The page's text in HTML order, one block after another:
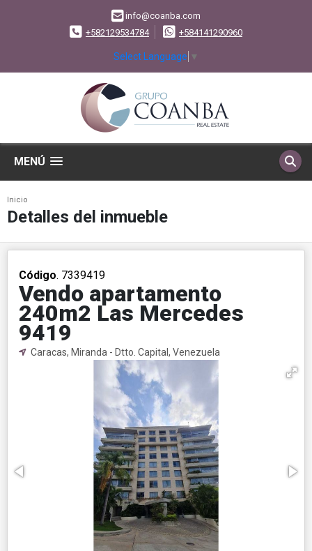
info@coanba.com
+582129534784
+584141290960
Select Language ▼
MENÚ
Inicio
Detalles del inmueble
Código. 7339419
Vendo apartamento
240m2 Las Mercedes
9419
Caracas, Miranda - Dtto. Capital, Venezuela